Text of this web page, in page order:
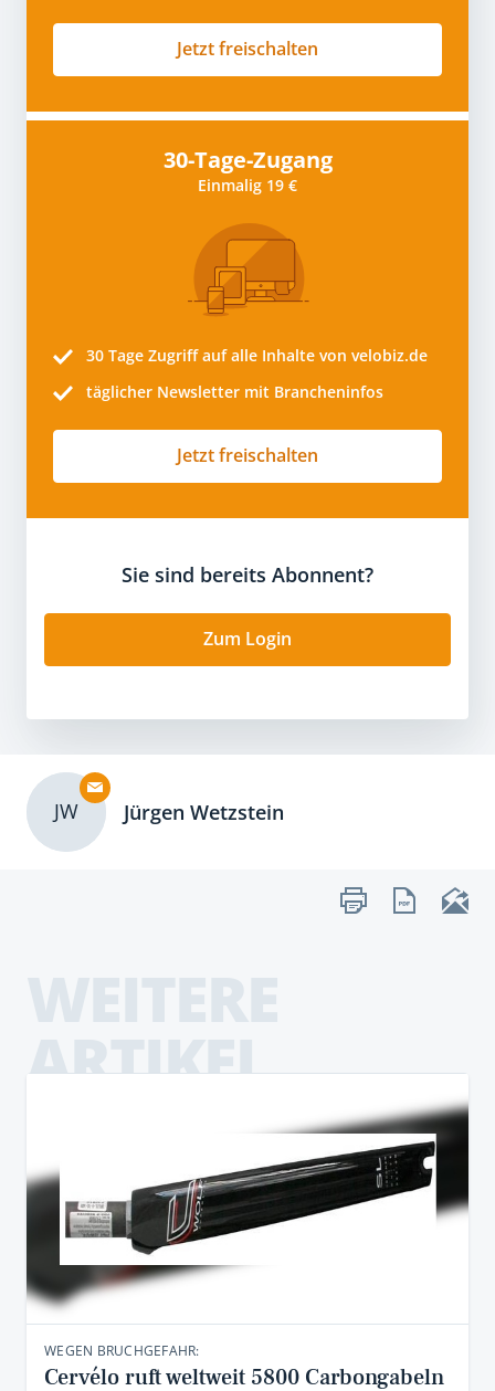
Jetzt freischalten
30-Tage-Zugang
Einmalig 19 €
30 Tage Zugriff auf alle Inhalte von velobiz.de
täglicher Newsletter mit Brancheninfos
Jetzt freischalten
Sie sind bereits Abonnent?
Zum Login
JW Jürgen Wetzstein
ARTIKEL
WEGEN BRUCHGEFAHR:
Cervélo ruft weltweit 5800 Carbongabeln